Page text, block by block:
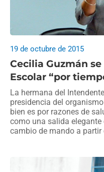
Cecilia Guzmán
Escolar “por
19 de octubre de 2015
La hermana del
presidencia del
bien es por razones de
como una salida
cambio de mando a partir